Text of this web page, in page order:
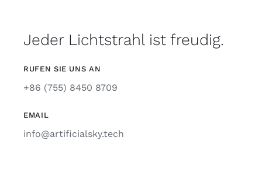
Jeder Lichtstrahl ist freudig.
RUFEN SIE UNS AN
+86 (755) 8450 8709
EMAIL
info@artificialsky.tech